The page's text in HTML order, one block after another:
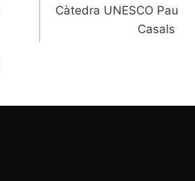
Càtedra UNESCO Pau
Casals ​